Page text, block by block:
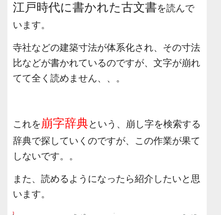
江戸時代に書かれた古文書を読んで
います。
寺社などの建築寸法が体系化され、 その寸法
比などが書かれているのですが、 文字が崩れ
てて全く読めません、、。
これを 崩字辞典という、
崩し字を検索する
辞典で探していくのですが、
この作業が果て
しないです。。
また、 読めるようになったら紹介したいと思
います。